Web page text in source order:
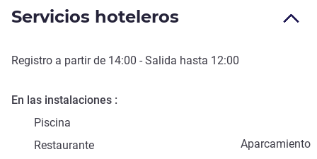
Servicios hoteleros
Registro a partir de 14:00 - Salida hasta 12:00
En las instalaciones
Piscina
Aparcamiento
Restaurante